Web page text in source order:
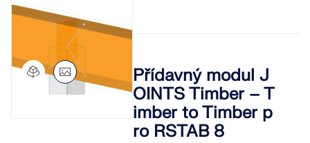
Přídavný modul J
OINTS Timber – T
imber to Timber p
ro RSTAB 8